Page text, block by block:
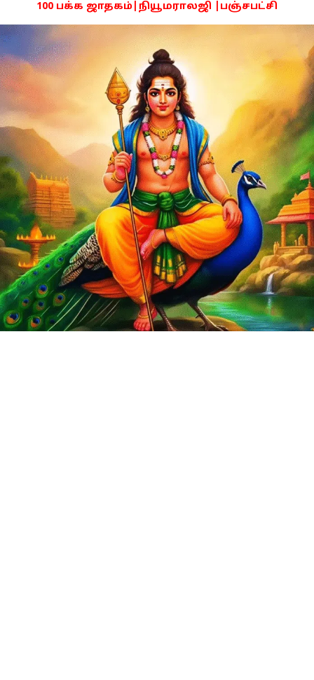
100 பக்க ஜாதகம்|நியூமராலஜி |பஞ்சபட்சி
PDF -72மட்டும் -Click